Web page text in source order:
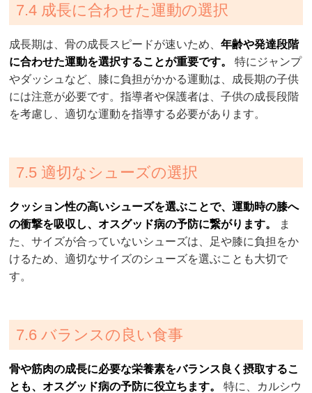
7.4 成長に合わせた運動の選択
成長期は、骨の成長スピードが速いため、年齢や発達段階
に合わせた運動を選択することが重要です。
特にジャンプ
やダッシュなど、膝に負担がかかる運動は、成長期の子供
には注意が必要です。指導者や保護者は、子供の成長段階
を考慮し、適切な運動を指導する必要があります。
7.5 適切なシューズの選択
クッション性の高いシューズを選ぶことで、運動時の膝へ
の衝撃を吸収し、オスグッド病の予防に繋がります。
ま
た、サイズが合っていないシューズは、足や膝に負担をか
けるため、適切なサイズのシューズを選ぶことも大切で
す。
7.6 バランスの良い食事
骨や筋肉の成長に必要な栄養素をバランス良く摂取するこ
とも、オスグッド病の予防に役立ちます。
特に、カルシウ